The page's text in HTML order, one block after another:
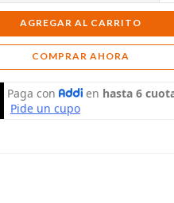
AGREGAR AL CARRITO
COMPRAR AHORA